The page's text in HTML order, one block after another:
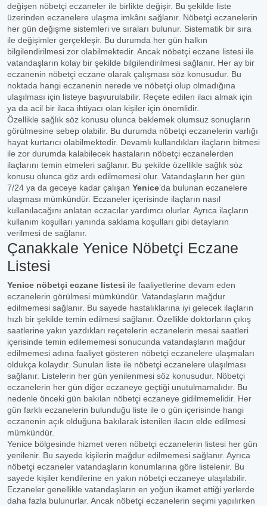
değişen nöbetçi eczaneler ile birlikte değişir. Bu şekilde liste
üzerinden eczanelere ulaşma imkânı sağlanır. Nöbetçi eczanelerin
her gün değişme sistemleri ve sıraları bulunur. Sistematik bir sıra
ile değişimler gerçekleşir. Bu durumda her gün halkın
bilgilendirilmesi zor olabilmektedir. Ancak nöbetçi eczane listesi ile
vatandaşların kolay bir şekilde bilgilendirilmesi sağlanır. Her ay bir
eczanenin nöbetçi eczane olarak çalışması söz konusudur. Bu
noktada hangi eczanenin nerede ve nöbetçi olup olmadığına
ulaşılması için listeye başvurulabilir. Reçete edilen ilacı almak için
ya da acil bir ilaca ihtiyacı olan kişiler için önemlidir.
Özellikle sağlık söz konusu olunca beklemek olumsuz sonuçların
görülmesine sebep olabilir. Bu durumda nöbetçi eczanelerin varlığı
hayat kurtarıcı olabilmektedir. Devamlı kullandıkları ilaçların bitmesi
ile zor durumda kalabilecek hastaların nöbetçi eczanelerden
ilaçlarını temin etmeleri sağlanır. Bu şekilde özellikle sağlık söz
konusu olunca göz ardı edilmemesi olur. Vatandaşların her gün
7/24 ya da geceye kadar çalışan Yenice’da bulunan eczanelere
ulaşması mümkündür. Eczaneler içerisinde ilaçların nasıl
kullanılacağını anlatan eczacılar yardımcı olurlar. Ayrıca ilaçların
kullanım koşulları yanında saklama koşulları gibi detayların
verilmesi de sağlanır.
Çanakkale Yenice Nöbetçi Eczane
Listesi
Yenice nöbetçi eczane listesi ile faaliyetlerine devam eden
eczanelerin görülmesi mümkündür. Vatandaşların mağdur
edilmemesi sağlanır. Bu sayede hastalıklarına iyi gelecek ilaçların
hızlı bir şekilde temin edilmesi sağlanır. Özellikle doktorların çıkış
saatlerine yakın yazdıkları reçetelerin eczanelerin mesai saatleri
içerisinde temin edilememesi sonucunda vatandaşların mağdur
edilmemesi adına faaliyet gösteren nöbetçi eczanelere ulaşmaları
oldukça kolaydır. Sunulan liste ile nöbetçi eczanelere ulaşılması
sağlanır. Listelerin her gün yenilenmesi söz konusudur. Nöbetçi
eczanelerin her gün diğer eczaneye geçtiği unutulmamalıdır. Bu
nedenle önceki gün bakılan nöbetçi eczaneye gidilmemelidir. Her
gün farklı eczanelerin bulunduğu liste ile o gün içerisinde hangi
eczanenin açık olduğuna bakılarak istenilen ilacın elde edilmesi
mümkündür.
Yenice bölgesinde hizmet veren nöbetçi eczanelerin listesi her gün
yenilenir. Bu sayede kişilerin mağdur edilmemesi sağlanır. Ayrıca
nöbetçi eczaneler vatandaşların konumlarına göre listelenir. Bu
sayede kişiler kendilerine en yakın nöbetçi eczaneye ulaşılabilir.
Eczaneler genellikle vatandaşların en yoğun ikamet ettiği yerlerde
daha fazla bulunurlar. Ancak nöbetçi eczanelerin seçimi yapılırken